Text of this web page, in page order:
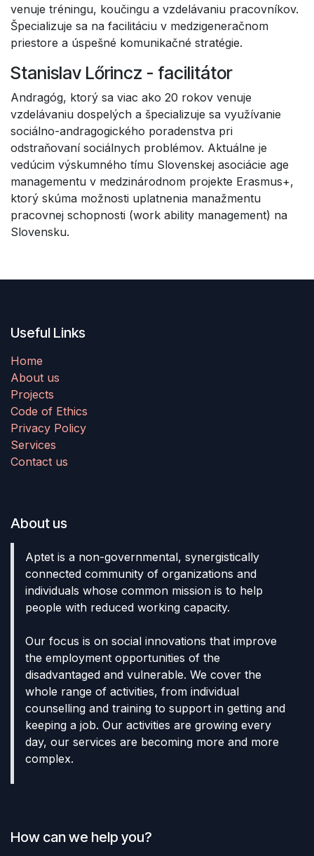
venuje tréningu, koučingu a vzdelávaniu pracovníkov.
Špecializuje sa na facilitáciu v medzigeneračnom
priestore a úspešné komunikačné stratégie.
Stanislav Lőrincz - facilitátor
Andragóg, ktorý sa viac ako 20 rokov venuje
vzdelávaniu dospelých a špecializuje sa využívanie
sociálno-andragogického poradenstva pri
odstraňovaní sociálnych problémov. Aktuálne je
vedúcim výskumného tímu Slovenskej asociácie age
managementu v medzinárodnom projekte Erasmus+,
ktorý skúma možnosti uplatnenia manažmentu
pracovnej schopnosti (work ability management) na
Slovensku.
Useful Links
Home
About us
Projects
Code of Ethics
Privacy Policy
Services
Contact us
About us
Aptet is a non-governmental, synergistically
connected community of organizations and
individuals whose common mission is to help
people with reduced working capacity.
Our focus is on social innovations that improve
the employment opportunities of the
disadvantaged and vulnerable. We cover the
whole range of activities, from individual
counselling and training to support in getting and
keeping a job. Our activities are growing every
day, our services are becoming more and more
complex.
How can we help you?